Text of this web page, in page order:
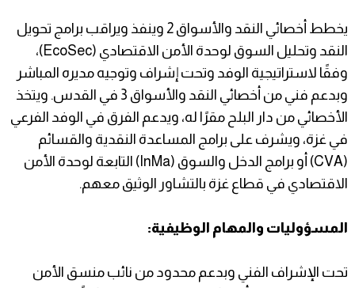
يخطط أخصائي النقد والأسواق 2 وينفذ ويراقب برامج تحويل
النقد وتحليل السوق لوحدة الأمن الاقتصادي (EcoSec)،
وفقًا لاستراتيجية الوفد وتحت إشراف وتوجيه مديره المباشر
وبدعم فني من أخصائي النقد والأسواق 3 في القدس. ويتخذ
الأخصائي من دار البلح مقرًا له، ويدعم الفرق في الوفد الفرعي
في غزة، ويشرف على برامج المساعدة النقدية والقسائم
(CVA) أو برامج الدخل والسوق (InMa) التابعة لوحدة الأمن
الاقتصادي في قطاع غزة بالتشاور الوثيق معهم.
المسؤوليات والمهام الوظيفية:
تحت الإشراف الفني وبدعم محدود من نائب منسق الأمن